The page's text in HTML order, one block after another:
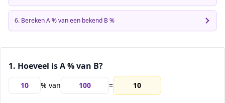
6. Bereken A % van een bekend B %
1. Hoeveel is A % van B?
% van = 10